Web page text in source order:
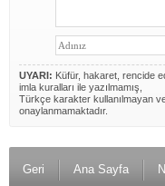
UYARI: Küfür, hakaret, rencide
imla kuralları ile yazılmamış,
Türkçe karakter kullanılmayan
onaylanmamaktadır.
Geri Ana Sayfa